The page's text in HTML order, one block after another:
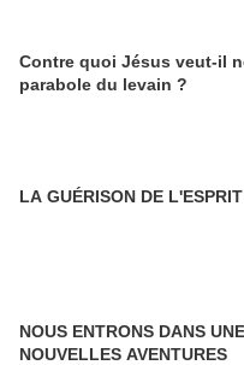
Contre quoi Jésus veut-il nous mettre en garde dans la
parabole du levain ?
LA GUÉRISON DE
NOUS ENTRONS DANS
NOUVELLES AVENTURES